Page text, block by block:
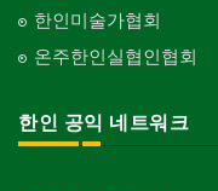
한인미술가협회
온주한인실협인협회
한인 공익 네트워크